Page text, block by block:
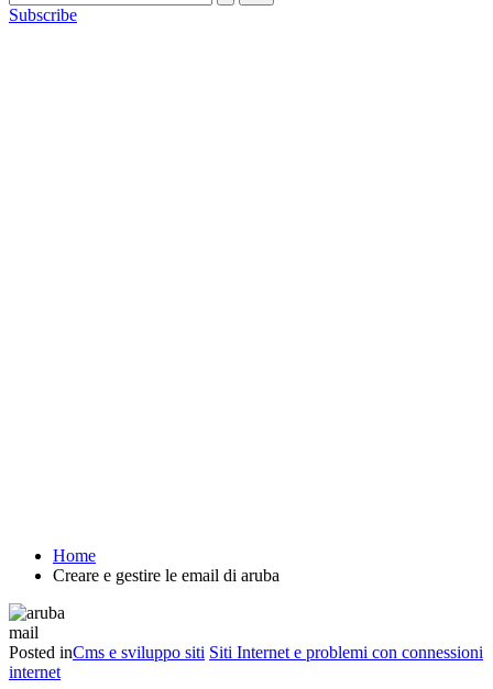
Subscribe
Home
Creare e gestire le email di aruba
mail
Posted inCms e sviluppo siti Siti Internet e problemi con connessioni
internet